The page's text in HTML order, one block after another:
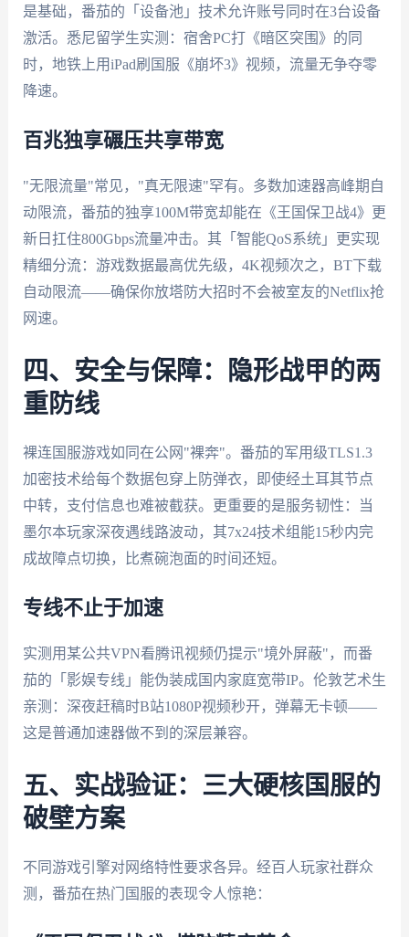
是基础，番茄的「设备池」技术允许账号同时在3台设备
激活。悉尼留学生实测：宿舍PC打《暗区突围》的同
时，地铁上用iPad刷国服《崩坏3》视频，流量无争夺零
降速。
百兆独享碾压共享带宽
"无限流量"常见，"真无限速"罕有。多数加速器高峰期自
动限流，番茄的独享100M带宽却能在《王国保卫战4》更
新日扛住800Gbps流量冲击。其「智能QoS系统」更实现
精细分流：游戏数据最高优先级，4K视频次之，BT下载
自动限流——确保你放塔防大招时不会被室友的Netflix抢
网速。
四、安全与保障：隐形战甲的两
重防线
裸连国服游戏如同在公网"裸奔"。番茄的军用级TLS1.3
加密技术给每个数据包穿上防弹衣，即使经土耳其节点
中转，支付信息也难被截获。更重要的是服务韧性：当
墨尔本玩家深夜遇线路波动，其7x24技术组能15秒内完
成故障点切换，比煮碗泡面的时间还短。
专线不止于加速
实测用某公共VPN看腾讯视频仍提示"境外屏蔽"，而番
茄的「影娱专线」能伪装成国内家庭宽带IP。伦敦艺术生
亲测：深夜赶稿时B站1080P视频秒开，弹幕无卡顿——
这是普通加速器做不到的深层兼容。
五、实战验证：三大硬核国服的
破壁方案
不同游戏引擎对网络特性要求各异。经百人玩家社群众
测，番茄在热门国服的表现令人惊艳：